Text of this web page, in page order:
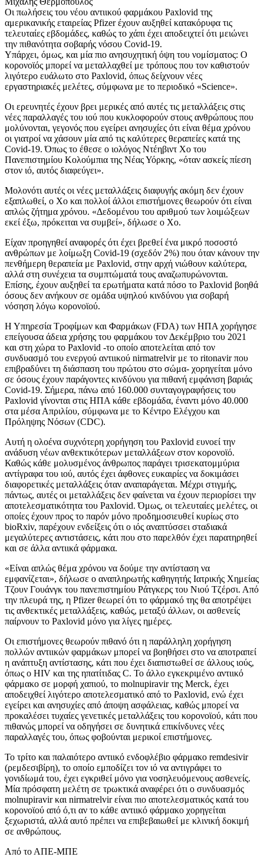
Οι πωλήσεις του νέου αντιικού φαρμάκου Paxlovid της
αμερικανικής εταιρείας Pfizer έχουν αυξηθεί κατακόρυφα τις
τελευταίες εβδομάδες, καθώς το χάπι έχει αποδειχτεί ότι μειώνει
την πιθανότητα σοβαρής νόσου Covid-19.
Υπάρχει, όμως, και μία πιο ανησυχητική όψη του νομίσματος: Ο
κορονοϊός μπορεί να μεταλλαχθεί με τρόπους που τον καθιστούν
λιγότερο ευάλωτο στο Paxlovid, όπως δείχνουν νέες
εργαστηριακές μελέτες, σύμφωνα με το περιοδικό «Science».
Οι ερευνητές έχουν βρει μερικές από αυτές τις μεταλλάξεις στις
νέες παραλλαγές του ιού που κυκλοφορούν στους ανθρώπους που
μολύνονται, γεγονός που εγείρει ανησυχίες ότι είναι θέμα χρόνου
οι γιατροί να χάσουν μία από τις καλύτερες θεραπείες κατά της
Covid-19. Όπως το έθεσε ο ιολόγος Ντέηβιντ Χο του
Πανεπιστημίου Κολούμπια της Νέας Υόρκης, «όταν ασκείς πίεση
στον ιό, αυτός διαφεύγει».
Μολονότι αυτές οι νέες μεταλλάξεις διαφυγής ακόμη δεν έχουν
εξαπλωθεί, ο Χο και πολλοί άλλοι επιστήμονες θεωρούν ότι είναι
απλώς ζήτημα χρόνου. «Δεδομένου του αριθμού των λοιμώξεων
εκεί έξω, πρόκειται να συμβεί», δήλωσε ο Χο.
Είχαν προηγηθεί αναφορές ότι έχει βρεθεί ένα μικρό ποσοστό
ανθρώπων με λοίμωξη Covid-19 (σχεδόν 2%) που όταν κάνουν την
πενθήμερη θεραπεία με Paxlovid, στην αρχή νιώθουν καλύτερα,
αλλά στη συνέχεια τα συμπτώματά τους αναζωπυρώνονται.
Επίσης, έχουν αυξηθεί τα ερωτήματα κατά πόσο το Paxlovid βοηθά
όσους δεν ανήκουν σε ομάδα υψηλού κινδύνου για σοβαρή
νόσηση λόγω κορονοϊού.
Η Υπηρεσία Τροφίμων και Φαρμάκων (FDA) των ΗΠΑ χορήγησε
επείγουσα άδεια χρήσης του φαρμάκου τον Δεκέμβριο του 2021
και στη χώρα το Paxlovid -το οποίο αποτελείται από τον
συνδυασμό του ενεργού αντιικού nirmatrelvir με το ritonavir που
επιβραδύνει τη διάσπαση του πρώτου στο σώμα- χορηγείται μόνο
σε όσους έχουν παράγοντες κινδύνου για πιθανή εμφάνιση βαριάς
Covid-19. Σήμερα, πάνω από 160.000 συνταγογραφήσεις του
Paxlovid γίνονται στις ΗΠΑ κάθε εβδομάδα, έναντι μόνο 40.000
στα μέσα Απριλίου, σύμφωνα με το Κέντρο Ελέγχου και
Πρόληψης Νόσων (CDC).
Αυτή η ολοένα συχνότερη χορήγηση του Paxlovid ευνοεί την
ανάδυση νέων ανθεκτικότερων μεταλλάξεων στον κορονοϊό.
Καθώς κάθε μολυσμένος άνθρωπος παράγει τρισεκατομμύρια
αντίγραφα του ιού, αυτός έχει άφθονες ευκαιρίες να δοκιμάσει
διαφορετικές μεταλλάξεις όταν αναπαράγεται. Μέχρι στιγμής,
πάντως, αυτές οι μεταλλάξεις δεν φαίνεται να έχουν περιορίσει την
αποτελεσματικότητα του Paxlovid. Όμως, οι τελευταίες μελέτες, οι
οποίες έχουν προς το παρόν μόνο προδημοσιευθεί κυρίως στο
bioRxiv, παρέχουν ενδείξεις ότι ο ιός αναπτύσσει σταδιακά
μεγαλύτερες αντιστάσεις, κάτι που στο παρελθόν έχει παρατηρηθεί
και σε άλλα αντιικά φάρμακα.
«Είναι απλώς θέμα χρόνου να δούμε την αντίσταση να
εμφανίζεται», δήλωσε ο αναπληρωτής καθηγητής Ιατρικής Χημείας
Τζουν Γουάνγκ του πανεπιστημίου Ράτγκερς του Νιού Τζέρσι. Από
την πλευρά της, η Pfizer θεωρεί ότι το φάρμακό της θα αποτρέψει
τις ανθεκτικές μεταλλάξεις, καθώς, μεταξύ άλλων, οι ασθενείς
παίρνουν το Paxlovid μόνο για λίγες ημέρες.
Οι επιστήμονες θεωρούν πιθανό ότι η παράλληλη χορήγηση
πολλών αντιικών φαρμάκων μπορεί να βοηθήσει στο να αποτραπεί
η ανάπτυξη αντίστασης, κάτι που έχει διαπιστωθεί σε άλλους ιούς,
όπως ο HIV και της ηπατίτιδας C. Το άλλο εγκεκριμένο αντιικό
φάρμακο σε μορφή χαπιού, το molnupiravir της Merck, έχει
αποδειχθεί λιγότερο αποτελεσματικό από το Paxlovid, ενώ έχει
εγείρει και ανησυχίες από άποψη ασφάλειας, καθώς μπορεί να
προκαλέσει τυχαίες γενετικές μεταλλάξεις του κορονοϊού, κάτι που
πιθανώς μπορεί να οδηγήσει σε δυνητικά επικίνδυνες νέες
παραλλαγές του, όπως φοβούνται μερικοί επιστήμονες.
Το τρίτο και παλαιότερο αντιικό ενδοφλέβιο φάρμακο remdesivir
(ρεμδεσιβίρη), το οποίο εμποδίζει τον ιό να αντιγράφει το
γονιδίωμά του, έχει εγκριθεί μόνο για νοσηλευόμενους ασθενείς.
Μία πρόσφατη μελέτη σε τρωκτικά αναφέρει ότι ο συνδυασμός
molnupiravir και nirmatrelvir είναι πιο αποτελεσματικός κατά του
κορονοϊού από ό,τι αν το κάθε αντιικό φάρμακο χορηγείται
ξεχωριστά, αλλά αυτό πρέπει να επιβεβαιωθεί με κλινική δοκιμή
σε ανθρώπους.
Από το ΑΠΕ-ΜΠΕ